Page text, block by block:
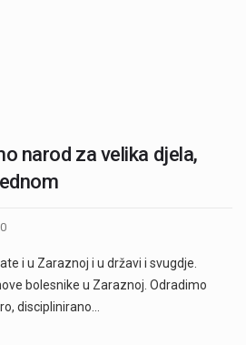
narod za velika djela,
i u Zaraznoj i u državi i svugdje.
bolesnike u Zaraznoj. Odradimo
disciplinirano…